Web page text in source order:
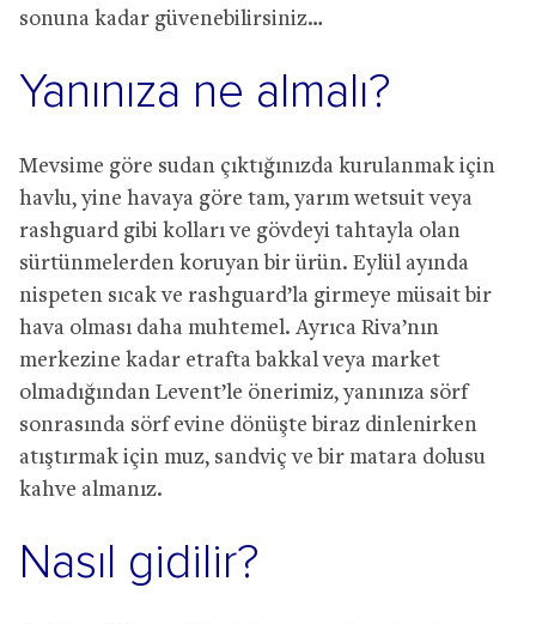
sonuna kadar güvenebilirsiniz…
Yanınıza ne almalı?
Mevsime göre sudan çıktığınızda kurulanmak için
havlu, yine havaya göre tam, yarım wetsuit veya
rashguard gibi kolları ve gövdeyi tahtayla olan
sürtünmelerden koruyan bir ürün. Eylül ayında
nispeten sıcak ve rashguard’la girmeye müsait bir
hava olması daha muhtemel. Ayrıca Riva’nın
merkezine kadar etrafta bakkal veya market
olmadığından Levent’le önerimiz, yanınıza sörf
sonrasında sörf evine dönüşte biraz dinlenirken
atıştırmak için muz, sandviç ve bir matara dolusu
kahve almanız.
Nasıl gidilir?